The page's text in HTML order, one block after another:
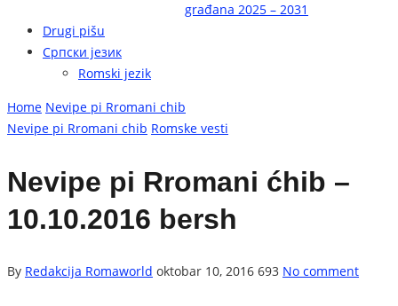
građana 2025 – 2031
Drugi pišu
Српски језик
Romski jezik
Home Nevipe pi Rromani chib
Nevipe pi Rromani chib Romske vesti
Nevipe pi Rromani ćhib –
10.10.2016 bersh
By Redakcija Romaworld oktobar 10, 2016 693 No comment